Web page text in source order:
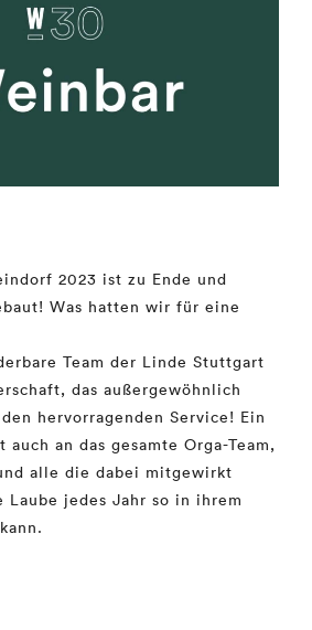
2023 ist zu Ende und
Was hatten wir für eine
Team der Linde Stuttgart
das außergewöhnlich
hervorragenden Service! Ein
an das gesamte Orga-Team,
alle die dabei mitgewirkt
Laube jedes Jahr so in ihrem